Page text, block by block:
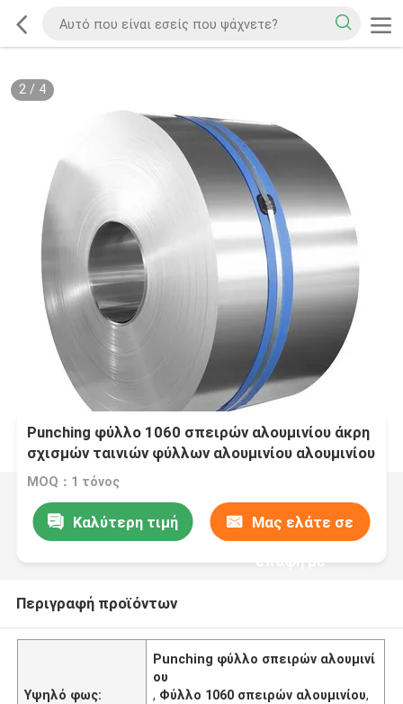
2/ 4
Punching φύλλο 1060 σπειρών αλουμινίου άκρη
σχισμών ταινιών φύλλων αλουμινίου αλουμινίου
MOQ：1 τόνος
Καλύτερη τιμή Μας ελάτε σε
επαφή με
Περιγραφή προϊόντων
Υψηλό φως:
Punching φύλλο σπειρών αλουμινί
ου
, Φύλλο 1060 σπειρών αλουμινίου,